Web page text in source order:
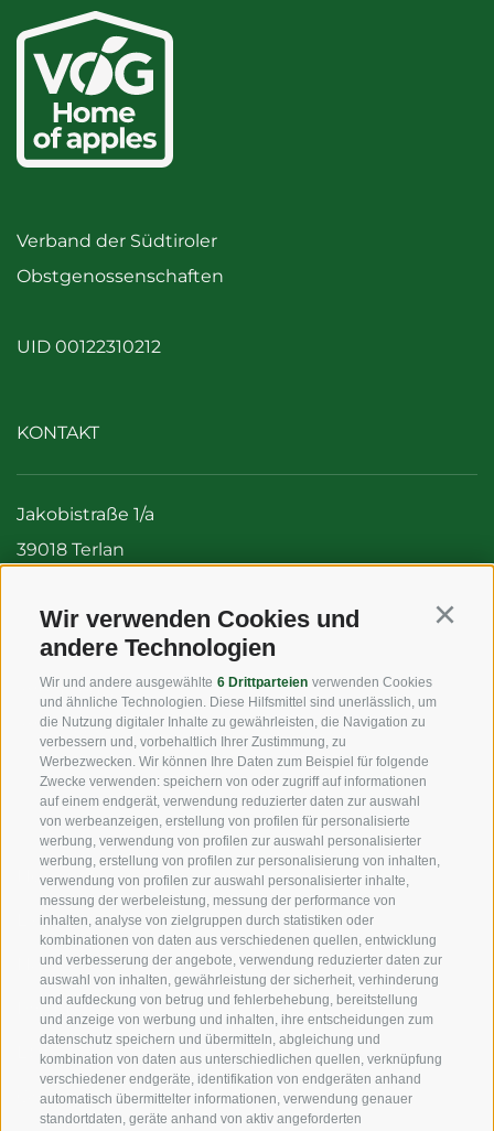
Wir verwenden Cookies und
andere Technologien
Wir und andere ausgewählte 6 Drittparteien verwenden Cookies
und ähnliche Technologien. Diese Hilfsmittel sind unerlässlich, um
die Nutzung digitaler Inhalte zu gewährleisten, die Navigation zu
verbessern und, vorbehaltlich Ihrer Zustimmung, zu
Werbezwecken. Wir können Ihre Daten zum Beispiel für folgende
Zwecke verwenden: speichern von oder zugriff auf informationen
auf einem endgerät, verwendung reduzierter daten zur auswahl
von werbeanzeigen, erstellung von profilen für personalisierte
werbung, verwendung von profilen zur auswahl personalisierter
werbung, erstellung von profilen zur personalisierung von inhalten,
verwendung von profilen zur auswahl personalisierter inhalte,
messung der werbeleistung, messung der performance von
inhalten, analyse von zielgruppen durch statistiken oder
kombinationen von daten aus verschiedenen quellen, entwicklung
und verbesserung der angebote, verwendung reduzierter daten zur
auswahl von inhalten, gewährleistung der sicherheit, verhinderung
und aufdeckung von betrug und fehlerbehebung, bereitstellung
und anzeige von werbung und inhalten, ihre entscheidungen zum
datenschutz speichern und übermitteln, abgleichung und
kombination von daten aus unterschiedlichen quellen, verknüpfung
verschiedener endgeräte, identifikation von endgeräten anhand
automatisch übermittelter informationen, verwendung genauer
standortdaten, geräte anhand von aktiv angeforderten
Verband der Südtiroler
Obstgenossenschaften
UID 00122310212
KONTAKT
Jakobistraße 1/a
39018 Terlan
Tel:+39 0471 256 700
Fax: +39 0471 256 699
info@vog.it
info@pec.vog.it
NÜTZLICHE LINKS
Herkunft
Expertise
Nachhaltigkeit
Produkte & Marken
Ethikkodex
Organisationsmodell